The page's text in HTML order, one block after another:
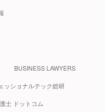
BUSINESS LAWYERS
ッショナルテック総研
士 ドットコム